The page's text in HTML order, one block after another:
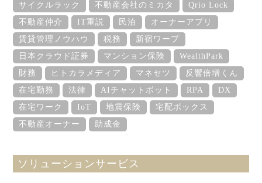
サイクルラック
不動産会社のミカタ
Qrio Lock
不動産仲介
IT重説 民泊
オーナーアプリ
賃貸管理ノウハウ
税務
新宿ワープ
日本クラウド証券
マンション保険
WealthPark
財務
ヒトカラメディア マネセツ
反響倍増くん
在宅勤務
法律 AIチャットボット RPA
DX
在宅ワーク
IoT 地震保険
宅配ボックス
不動産オーナー
助成金
ソリューションサービス